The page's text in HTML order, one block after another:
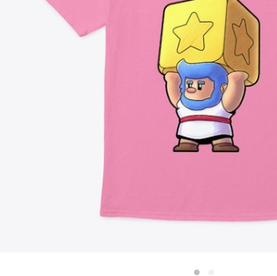
Venda em todo lugar
Venda qualquer coisa